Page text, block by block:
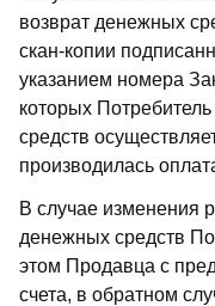
возврат денежных
скан-копии
указанием номера
которых
средств
производилась
В случае изменения
денежных средств
этом Продавца с
счета, в обратном